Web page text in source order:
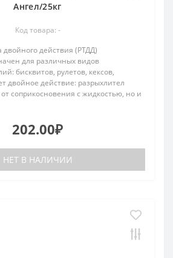
Ангел/25кг
Код товара: -
двойного действия (РТДД)
для различных видов
бисквитов, рулетов, кексов,
двойное действие: разрыхлител
от соприкосновения с жидкостью, но и
202.00₽
НЕТ В НАЛИЧИИ